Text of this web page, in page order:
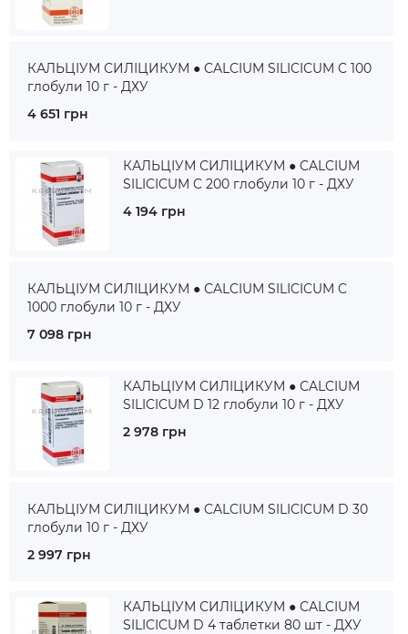
КАЛЬЦІУМ СИЛІЦИКУМ ● CALCIUM SILICICUM C 100
глобули 10 г - ДХУ
4 651 грн
КАЛЬЦІУМ СИЛІЦИКУМ ● CALCIUM
SILICICUM C 200 глобули 10 г - ДХУ
4 194 грн
КАЛЬЦІУМ СИЛІЦИКУМ ● CALCIUM SILICICUM C
1000 глобули 10 г - ДХУ
7 098 грн
КАЛЬЦІУМ СИЛІЦИКУМ ● CALCIUM
SILICICUM D 12 глобули 10 г - ДХУ
2 978 грн
КАЛЬЦІУМ СИЛІЦИКУМ ● CALCIUM SILICICUM D 30
глобули 10 г - ДХУ
2 997 грн
КАЛЬЦІУМ СИЛІЦИКУМ ● CALCIUM
SILICICUM D 4 таблетки 80 шт - ДХУ